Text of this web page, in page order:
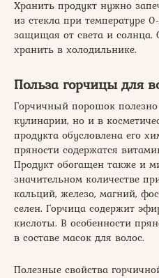
Хранить продукт нужно
из стекла при температуре
защищая от света и
хранить в холодильнике.
Польза горчицы для
Горчичный порошок
кулинарии, но и в
продукта обусловлена его
пряности содержатся
Продукт обогащен также и
значительном количестве
кальций, железо, магний,
селен. Горчица содержит
кислоты. В особенности
в составе масок для волос.
Полезные свойства